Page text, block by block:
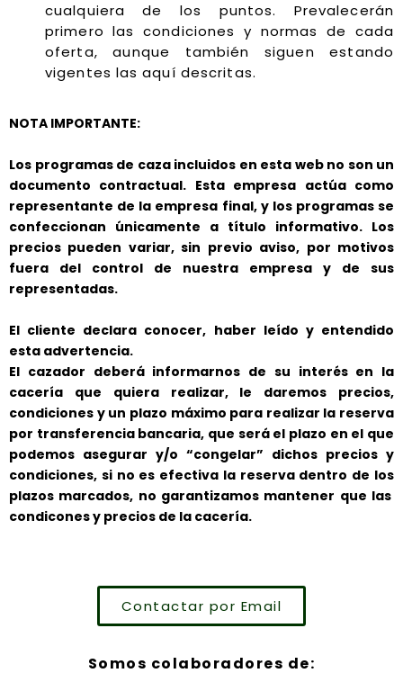
cualquiera de los puntos. Prevalecerán
primero las condiciones y normas de cada
oferta, aunque también siguen estando
vigentes las aquí descritas.
NOTA IMPORTANTE:
Los programas de caza incluidos en esta web no son un
documento contractual. Esta empresa actúa como
representante de la empresa final, y los programas se
confeccionan únicamente a título informativo. Los
precios pueden variar, sin previo aviso, por motivos
fuera del control de nuestra empresa y de sus
representadas.
El cliente declara conocer, haber leído y entendido
esta advertencia.
El cazador deberá informarnos de su interés en la
cacería que quiera realizar, le daremos precios,
condiciones y un plazo máximo para realizar la reserva
por transferencia bancaria, que será el plazo en el que
podemos asegurar y/o “congelar” dichos precios y
condiciones, si no es efectiva la reserva dentro de los
plazos marcados, no garantizamos mantener que las
condicones y precios de la cacería.
Contactar por Email
Somos colaboradores de: